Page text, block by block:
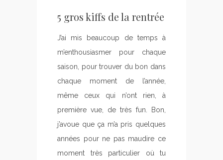
5 gros kiffs de la rentrée
J’ai mis beaucoup de temps à
m’enthousiasmer pour chaque
saison, pour trouver du bon dans
chaque moment de l’année,
même ceux qui n’ont rien, à
première vue, de très fun. Bon,
j’avoue que ça m’a pris quelques
années pour ne pas maudire ce
moment très particulier où tu